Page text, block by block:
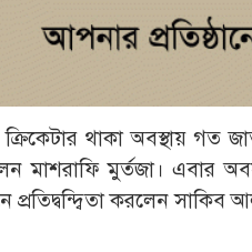
থাকা অবস্থায় গত
মাশরাফি মুর্তজা। এবার
প্রতিদ্বন্দ্বিতা করলেন সাকিব